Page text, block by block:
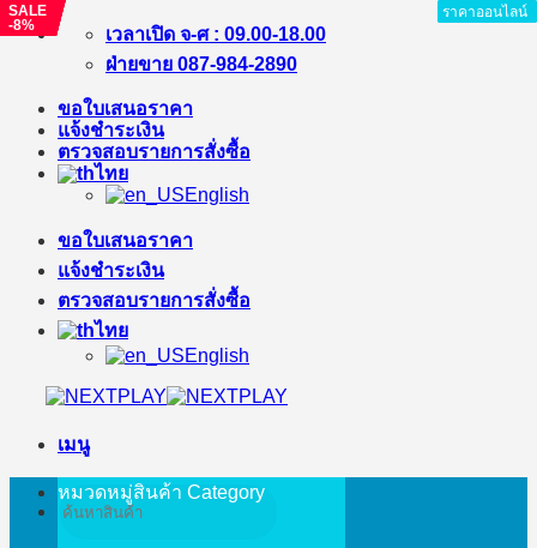
ข้าม
เนื้อหา
เวลาเปิด จ-ศ : 09.00-18.00
ฝ่ายขาย 087-984-2890
ขอใบเสนอราคา
แจ้งชำระเงิน
ตรวจสอบรายการสั่งซื้อ
ไทย
English
ขอใบเสนอราคา
แจ้งชำระเงิน
ตรวจสอบรายการสั่งซื้อ
ไทย
English
เมนู
ค้นหา:
หมวดหมู่สินค้า Category
SALE
-8%
ราคาออนไลน์
SALE
-%
ราคาออนไลน์
ราคาออนไลน์
ราคาออนไลน์
SALE
-%
ราคาออนไลน์
ราคาออนไลน์
SALE
-%
ราคาออนไลน์
SALE
-%
ราคาออนไลน์